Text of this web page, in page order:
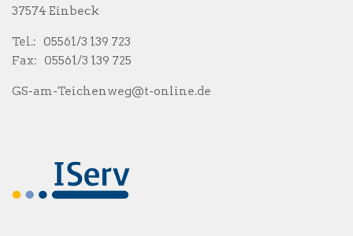
37574 Einbeck
Tel.: 05561/3 139 723
Fax: 05561/3 139 725
GS-am-Teichenweg@t-online.de